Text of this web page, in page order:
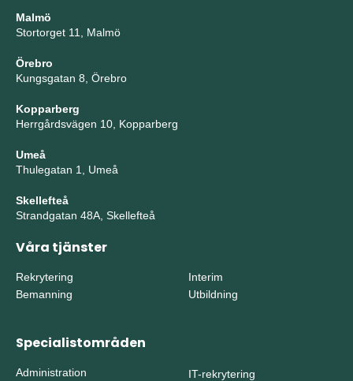
Malmö
Stortorget 11, Malmö
Örebro
Kungsgatan 8, Örebro
Kopparberg
Herrgårdsvägen 10, Kopparberg
Umeå
Thulegatan 1, Umeå
Skellefteå
Strandgatan 48A, Skellefteå
Våra tjänster
Rekrytering
Bemanning
Interim
Utbildning
Specialistområden
Administration
IT-rekrytering